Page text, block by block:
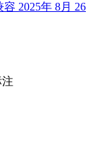
容 2025年 8月 26